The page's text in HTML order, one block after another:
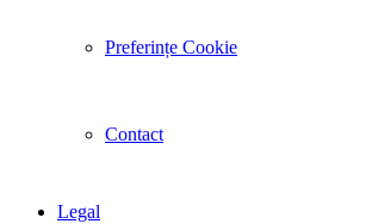
Preferințe Cookie
Contact
Legal